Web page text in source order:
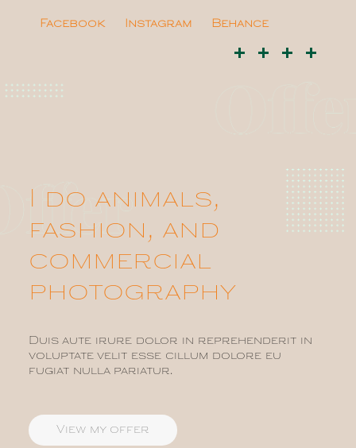
Facebook Instagram Behance
I do animals,
fashion, and
commercial
photography
Duis aute irure dolor in reprehenderit in
voluptate velit esse cillum dolore eu
fugiat nulla pariatur.
View my offer